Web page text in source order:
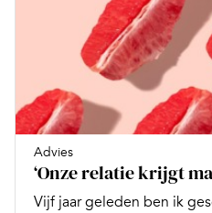
Advies
‘Onze relatie krijgt
Vijf jaar geleden ben ik